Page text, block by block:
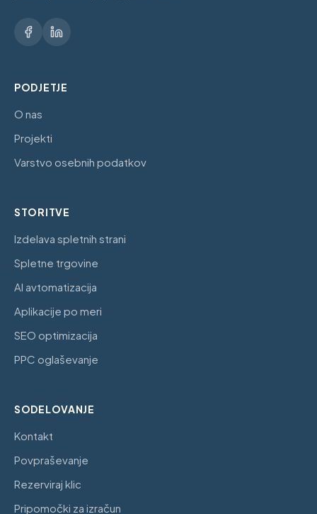
PODJETJE
O nas
Projekti
Varstvo osebnih podatkov
STORITVE
Izdelava spletnih strani
Spletne trgovine
AI avtomatizacija
Aplikacije po meri
SEO optimizacija
PPC oglaševanje
SODELOVANJE
Kontakt
Povpraševanje
Rezerviraj klic
Pripomočki za izračun